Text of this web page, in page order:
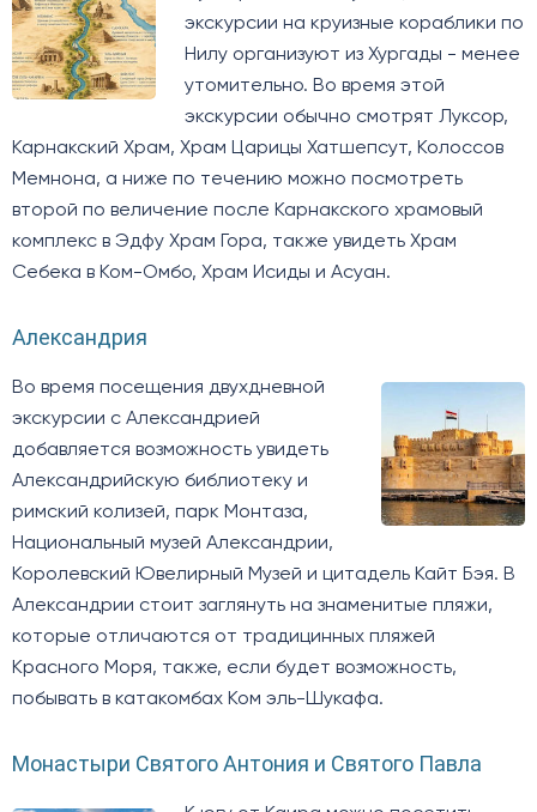
экскурсии на круизные кораблики по
Нилу организуют из Хургады - менее
утомительно. Во время этой
экскурсии обычно смотрят Луксор,
Карнакский Храм, Храм Царицы Хатшепсут, Колоссов
Мемнона, а ниже по течению можно посмотреть
второй по величение после Карнакского храмовый
комплекс в Эдфу Храм Гора, также увидеть Храм
Себека в Ком-Омбо, Храм Исиды и Асуан.
Александрия
Во время посещения двухдневной
экскурсии с Александрией
добавляется возможность увидеть
Александрийскую библиотеку и
римский колизей, парк Монтаза,
Национальный музей Александрии,
Королевский Ювелирный Музей и цитадель Кайт Бэя. В
Александрии стоит заглянуть на знаменитые пляжи,
которые отличаются от традицинных пляжей
Красного Моря, также, если будет возможность,
побывать в катакомбах Ком эль-Шукафа.
Монастыри Святого Антония и Святого Павла